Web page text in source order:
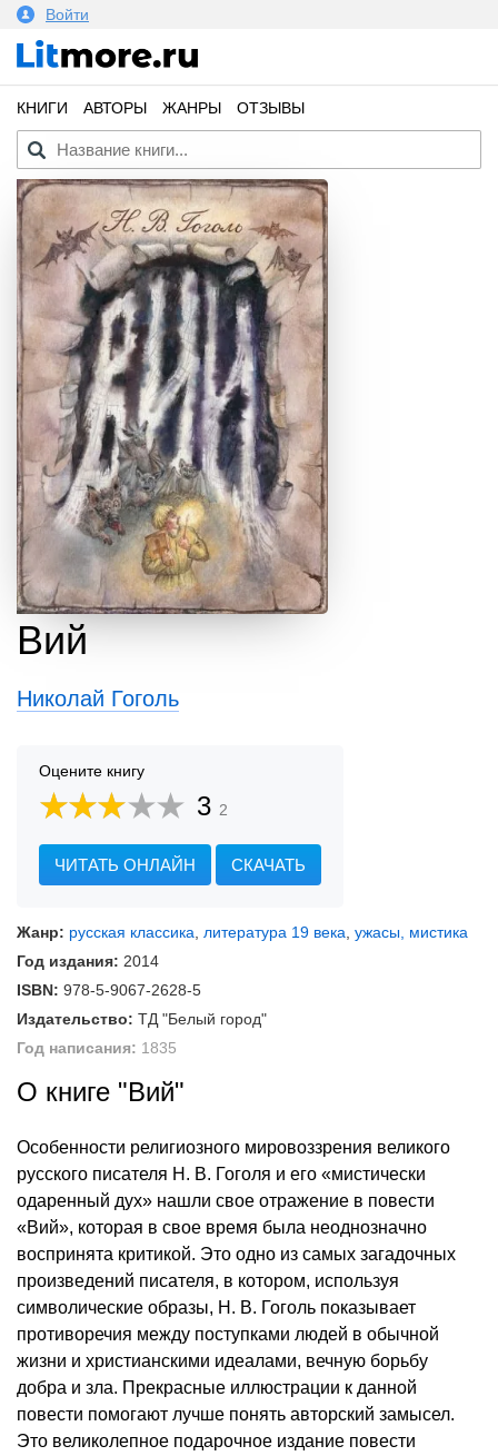
Войти
КНИГИ АВТОРЫ ЖАНРЫ ОТЗЫВЫ
Вий
Николай Гоголь
Оцените книгу
3 2
ЧИТАТЬ ОНЛАЙН СКАЧАТЬ
Жанр: русская классика литература 19 века ужасы, мистика
Год издания: 2014
ISBN: 978-5-9067-2628-5
Издательство: ТД "Белый город"
Год написания: 1835
О книге "Вий"
Особенности религиозного мировоззрения великого
русского писателя Н. В. Гоголя и его «мистически
одаренный дух» нашли свое отражение в повести
«Вий», которая в свое время была неоднозначно
воспринята критикой. Это одно из самых загадочных
произведений писателя, в котором, используя
символические образы, Н. В. Гоголь показывает
противоречия между поступками людей в обычной
жизни и христианскими идеалами, вечную борьбу
добра и зла. Прекрасные иллюстрации к данной
повести помогают лучше понять авторский замысел.
Это великолепное подарочное издание повести